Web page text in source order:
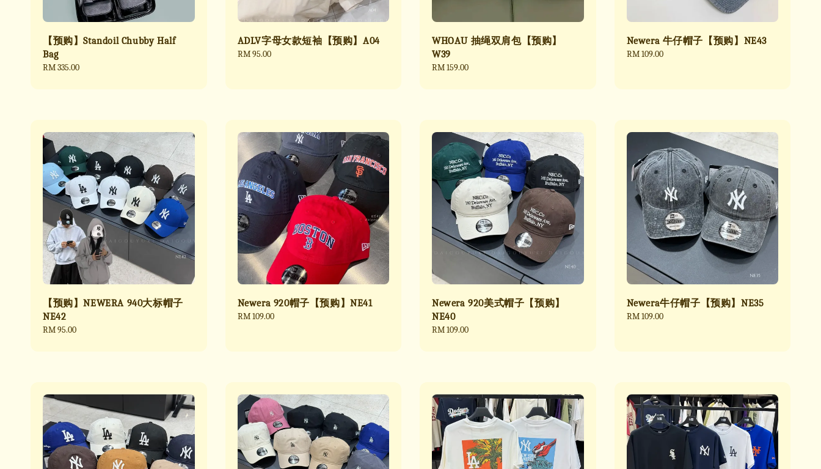
【预购】Standoil Chubby Half
Bag
Regular
RM 335.00
ADLV字母女款短袖【预购】A04
Regular
RM 95.00
WHOAU 抽绳双肩包【预购】
W39
Regular
RM 159.00
Newera 牛仔帽子【预购】NE43
Regular
RM 109.00
【预购】NEWERA 940大标帽子
NE42
Regular
RM 95.00
Newera 920帽子【预购】NE41
Regular
RM 109.00
Newera 920美式帽子【预购】
NE40
Regular
RM 109.00
Newera牛仔帽子【预购】NE35
Regular
RM 109.00